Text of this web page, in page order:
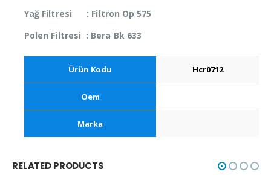
Yağ Filtresi : Filtron Op 575
Polen Filtresi : Bera Bk 633
Ürün Kodu Hcr0712
Oem
Marka
RELATED PRODUCTS